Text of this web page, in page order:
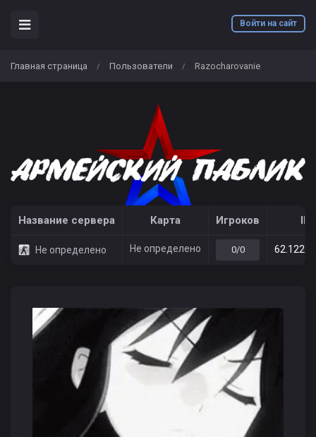
Войти на сайт
Главная страница / Пользователи / Razocharovanie
Название сервера Карта Игроков
Не определено Не определено 0/0